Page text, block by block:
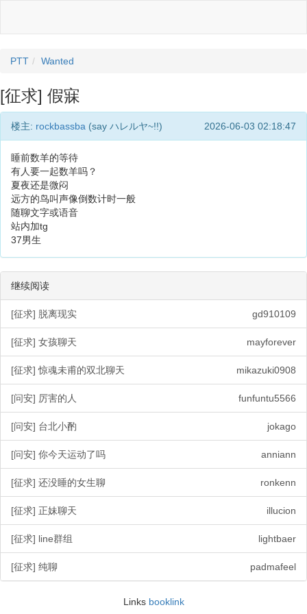
PTT Wanted
[征求] 假寐
楼主: rockbassba (say ハレルヤ~!!) 2026-06-03 02:18:47
睡前数羊的等待
有人要一起数羊吗？
夏夜还是微闷
远方的鸟叫声像倒数计时一般
随聊文字或语音
站内加tg
37男生
继续阅读
[征求] 脱离现实 gd910109
[征求] 女孩聊天 mayforever
[征求] 惊魂未甫的双北聊天 mikazuki0908
[问安] 厉害的人 funfuntu5566
[问安] 台北小酌 jokago
[问安] 你今天运动了吗 anniann
[征求] 还没睡的女生聊 ronkenn
[征求] 正妹聊天 illucion
[征求] line群组 lightbaer
[征求] 纯聊 padmafeel
Links booklink